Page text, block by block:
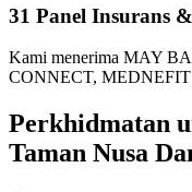
31 Panel Insurans
Kami menerima MAY
CONNECT,
Perkhidmatan
Taman Nusa